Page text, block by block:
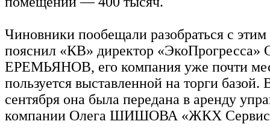
Чиновники пообещали разобраться с
пояснил «КВ» директор «ЭкоПрогресса»
ЕРЕМЬЯНОВ, его компания уже почти
пользуется выставленной на торги базой.
сентября она была передана в аренду
компании Олега ШИШОВА «ЖКХ